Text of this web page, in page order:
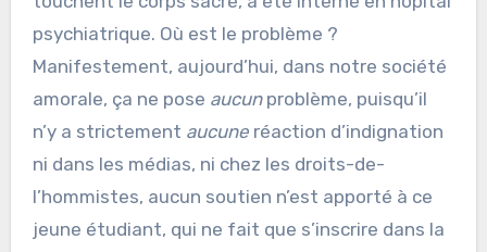
psychiatrique. Où est le problème ?
Manifestement, aujourd’hui, dans notre société
amorale, ça ne pose aucun problème, puisqu’il
n’y a strictement aucune réaction d’indignation
ni dans les médias, ni chez les droits-de-
l’hommistes, aucun soutien n’est apporté à ce
jeune étudiant, qui ne fait que s’inscrire dans la